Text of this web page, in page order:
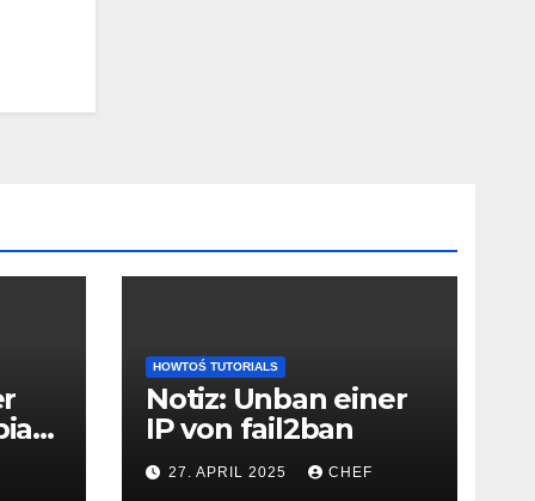
HOWTOŚ TUTORIALS
Notiz: Unban einer
IP von fail2ban
27. APRIL 2025 CHEF